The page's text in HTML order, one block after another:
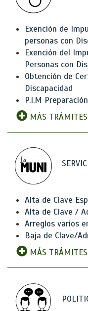
Exención de
personas con
Exención del
Personas con
Obtención de
Discapacidad
P.I.M
MÁS TRÁMITES
Alta de Clave
Alta de Clave /
Arreglos varios
Baja de Clave/
MÁS TRÁMITES